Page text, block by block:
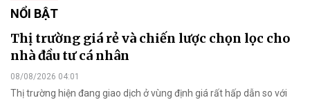
NỔI BẬT
Thị trường giá rẻ và chiến lược chọn lọc cho
nhà đầu tư cá nhân
08/08/2026 04:01
Thị trường hiện đang giao dịch ở vùng định giá rất hấp dẫn so với